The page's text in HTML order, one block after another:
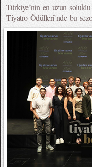
Türkiye’nin en uzun
Tiyatro Ödülleri’nde bu